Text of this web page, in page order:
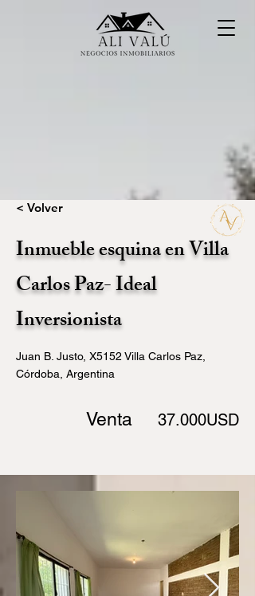
< Volver
Inmueble esquina en Villa
Carlos Paz- Ideal
Inversionista
Juan B. Justo, X5152 Villa Carlos Paz,
Córdoba, Argentina
Venta 37.000USD